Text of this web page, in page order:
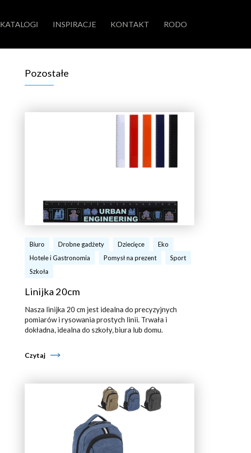
KATALOGI INSPIRACJE KONTAKT RODO
Pozostałe
Biuro Drobne gadżety Dziecięce
Eko
Hotele i Gastronomia
Pomysł na prezent
Sport
Szkoła
Linijka 20cm
Nasza linijka 20 cm jest idealna do precyzyjnych
pomiarów i rysowania prostych linii. Trwała i
dokładna, idealna do szkoły, biura lub domu.
Czytaj